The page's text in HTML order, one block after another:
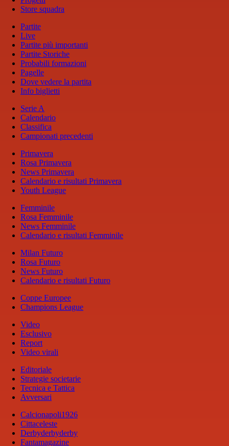
Store squadra
Partite
Live
Partite più importanti
Partite Storiche
Probabili formazioni
Pagelle
Dove vedere la partita
Info biglietti
Serie A
Calendario
Classifica
Campionati precedenti
Primavera
Rosa Primavera
News Primavera
Calendario e risultati Primavera
Youth League
Femminile
Rosa Femminile
News Femminile
Calendario e risultati Femminile
Milan Futuro
Rosa Futuro
News Futuro
Calendario e risultati Futuro
Coppe Europee
Champions League
Video
Esclusivo
Report
Video virali
Editoriale
Strategie societarie
Tecnica e Tattica
Avversari
Calcionapoli1926
Cittaceleste
Derbyderbyderby
Fantamagazine